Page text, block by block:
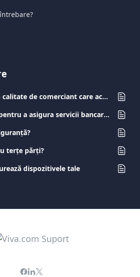
Ce este PCI DSS? În calitate de comerciant care acceptă carduri pentru plată, care sunt obligațiile mele?
Ce ar trebui să fac pentru a asigura servicii bancare online sigure?
terțe părți?
dispozitivele tale